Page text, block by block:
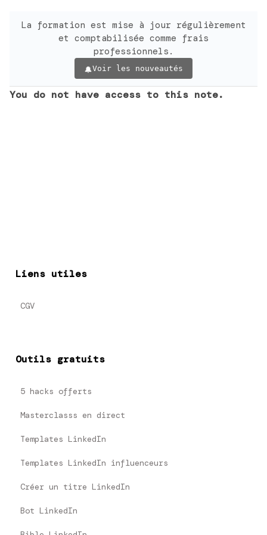
La formation est mise à jour régulièrement
et comptabilisée comme frais
professionnels.
Voir les nouveautés
You do not have access to this note.
Liens utiles
CGV
Outils gratuits
5 hacks offerts
Masterclasss en direct
Templates LinkedIn
Templates LinkedIn influenceurs
Créer un titre LinkedIn
Bot LinkedIn